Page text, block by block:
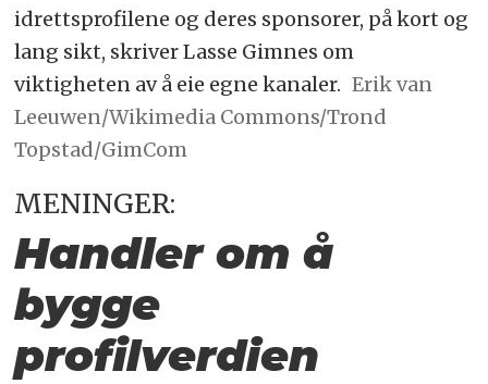
idrettsprofilene og deres sponsorer, på kort og
lang sikt, skriver Lasse Gimnes om
viktigheten av å eie egne kanaler. Erik van
Leeuwen/Wikimedia Commons/Trond
Topstad/GimCom
MENINGER:
Handler om å
bygge
profilverdien